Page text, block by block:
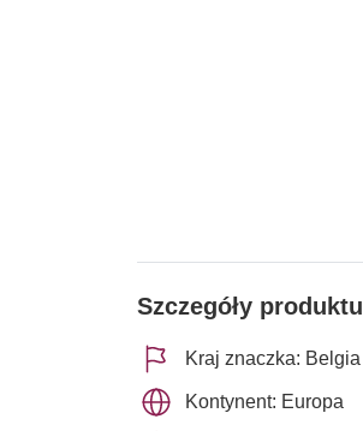
Szczegóły produktu
Kraj znaczka: Belgia
Kontynent: Europa